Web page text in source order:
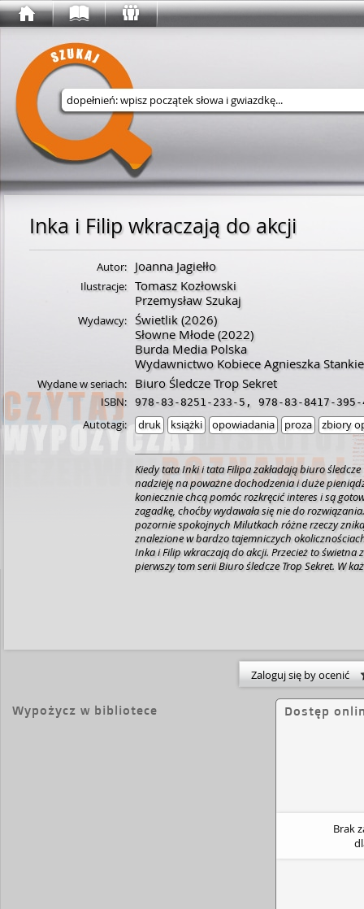
Wyszukaj w serwisie
Inka i Filip wkraczają do akcji
Autor: Joanna Jagiełło
Ilustracje: Tomasz Kozłowski
Przemysław Szukaj
Wydawcy: Świetlik (2026)
Słowne Młode(2022)
Burda Media Polska
Wydawnictwo Kobiece Agnieszka
Wydane w seriach: Biuro Śledcze Trop Sekret
ISBN: 978-83-8251-233-5 , 978-83-8417-395-
Autotagi: druk książki opowiadania proza zbiory
Kiedy tata Inki i tata Filipa zakładają biuro śledcze
nadzieję na poważne dochodzenia i duże
koniecznie chcą pomóc rozkręcić interes i są
zagadkę, choćby wydawała się nie do
pozornie spokojnych Milutkach różne rzeczy
znalezione w bardzo tajemniczych
Inka i Filip wkraczają do akcji. Przecież to świetna
pierwszy tom serii Biuro śledcze Trop Sekret. W
Zaloguj się by ocenić
Wypożycz w bibliotece Dostęp
Brak